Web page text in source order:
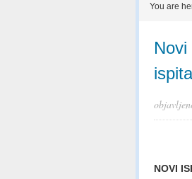
You are
ispita
NOVI